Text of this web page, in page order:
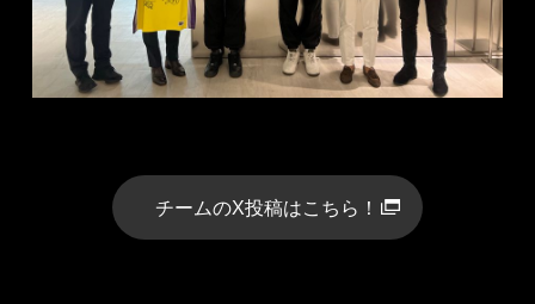
チームのX投稿はこちら！